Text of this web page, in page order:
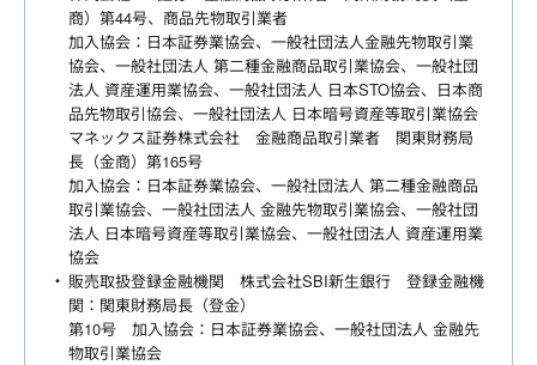
商）第44号、商品先物取引業者
加入協会：日本証券業協会、一般社団法人金融先物取引業
協会、一般社団法人 第二種金融商品取引業協会、一般社団
法人 資産運用業協会、一般社団法人 日本STO協会、日本商
品先物取引協会、一般社団法人 日本暗号資産等取引業協会
マネックス証券株式会社 金融商品取引業者 関東財務局
長（金商）第165号
加入協会：日本証券業協会、一般社団法人 第二種金融商品
取引業協会、一般社団法人 金融先物取引業協会、一般社団
法人 日本暗号資産等取引業協会、一般社団法人 資産運用業
協会
販売取扱登録金融機関 株式会社SBI新生銀行 登録金融機
関：関東財務局長（登金）
第10号 加入協会：日本証券業協会、一般社団法人 金融先
物取引業協会